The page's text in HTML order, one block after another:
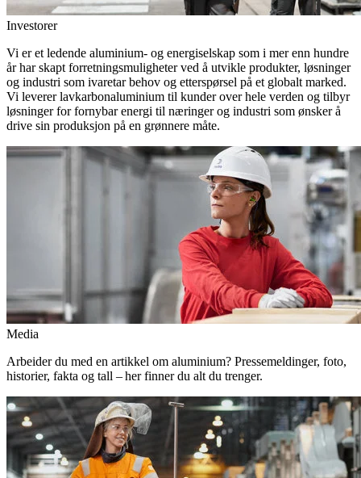
Investorer
Vi er et ledende aluminium- og energiselskap som i mer enn hundre
år har skapt forretningsmuligheter ved å utvikle produkter, løsninger
og industri som ivaretar behov og etterspørsel på et globalt marked.
Vi leverer lavkarbonaluminium til kunder over hele verden og tilbyr
løsninger for fornybar energi til næringer og industri som ønsker å
drive sin produksjon på en grønnere måte.
Media
Arbeider du med en artikkel om aluminium? Pressemeldinger, foto,
historier, fakta og tall – her finner du alt du trenger.